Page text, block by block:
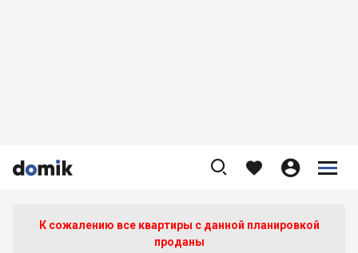


    


К сожалению все квартиры c данной планировкой
проданы